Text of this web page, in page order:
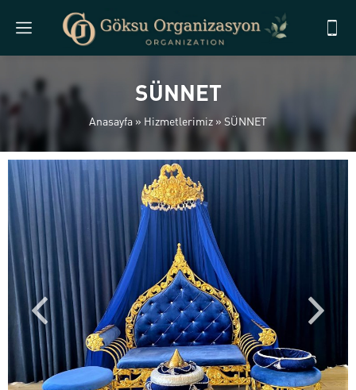
SÜNNET
Anasayfa» Hizmetlerimiz » SÜNNET